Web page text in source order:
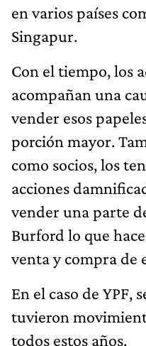
en varios países
Singapur.
Con el tiempo, los
acompañan una
vender esos
porción mayor.
como socios, los
acciones
vender una parte
Burford lo que
venta y compra de
En el caso de YPF,
tuvieron
todos estos años.